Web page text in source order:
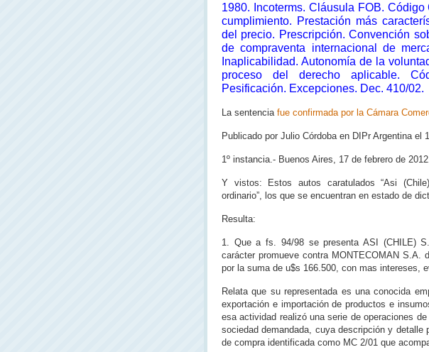
1980. Incoterms. Cláusula FOB.
cumplimiento. Prestación más
del precio. Prescripción. Convención
de compraventa internacional de
Inaplicabilidad. Autonomía de la
proceso del derecho aplicable.
Pesificación. Excepciones. Dec. 410/02.
La sentencia fue confirmada por la Cámara
Publicado por Julio Córdoba en DIPr Argentina el
1º instancia.- Buenos Aires, 17 de febrero de
Y vistos: Estos autos caratulados “Asi
ordinario”, los que se encuentran en estado de
Resulta:
1. Que a fs. 94/98 se presenta ASI (CHILE)
carácter promueve contra MONTECOMAN S.A.
por la suma de u$s 166.500, con mas intereses,
Relata que su representada es una conocida
exportación e importación de productos e
esa actividad realizó una serie de operaciones
sociedad demandada, cuya descripción y detalle
de compra identificada como MC 2/01 que